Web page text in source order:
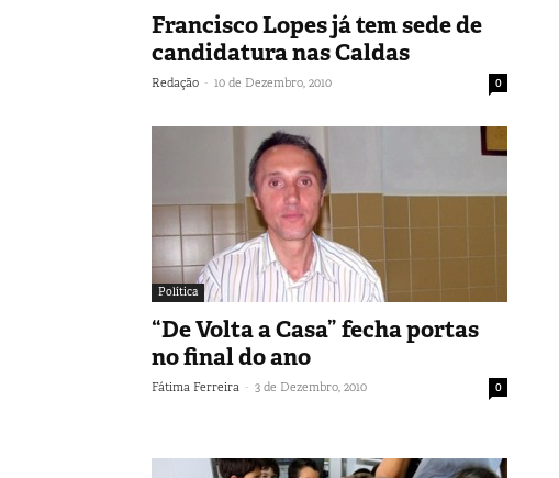
Francisco Lopes já tem sede de
candidatura nas Caldas
Redação - 10 de Dezembro, 2010 0
Política
“De Volta a Casa” fecha portas
no final do ano
Fátima Ferreira - 3 de Dezembro, 2010 0